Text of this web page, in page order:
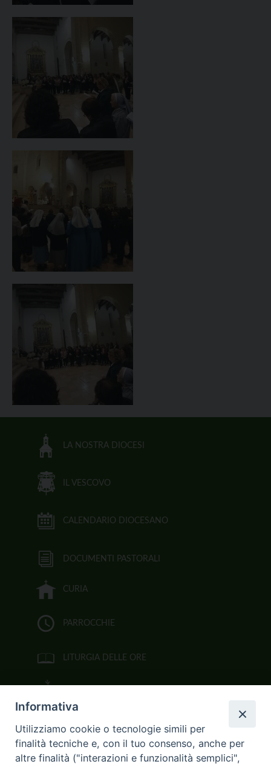
LA NOSTRA DIOCESI
IL VESCOVO
CALENDARIO DIOCESANO
DOCUMENTI PASTORALI
CURIA
PARROCCHIE
LITURGIA DELLE ORE
FOTOGALLERY
Informativa
Utilizziamo cookie o tecnologie simili per
finalità tecniche e, con il tuo consenso, anche per
altre finalità ("interazioni e funzionalità semplici",